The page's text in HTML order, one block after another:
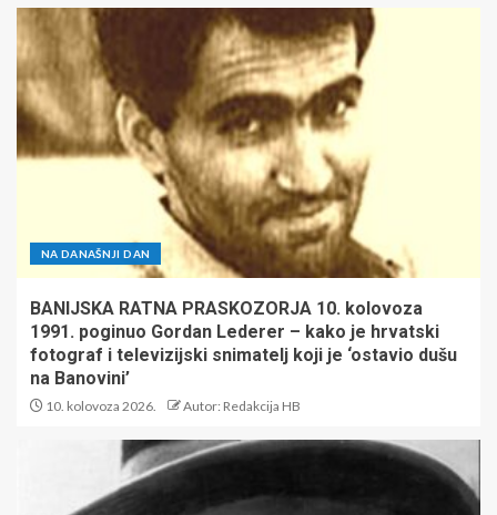
NA DANAŠNJI DAN
BANIJSKA RATNA PRASKOZORJA 10. kolovoza
1991. poginuo Gordan Lederer – kako je hrvatski
fotograf i televizijski snimatelj koji je ‘ostavio dušu
na Banovini’
10. kolovoza 2026. Autor: Redakcija HB